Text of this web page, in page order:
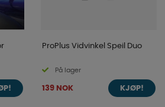
ProPlus Vidvinkel Speil Duo
På lager
139 NOK KJØP!